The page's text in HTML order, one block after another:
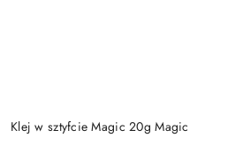
Klej w sztyfcie Magic 20g Magic